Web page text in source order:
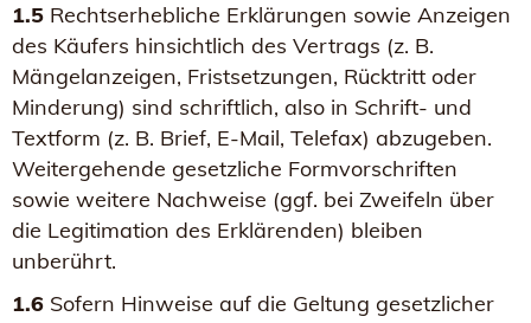
1.5 Rechtserhebliche Erklärungen sowie Anzeigen
des Käufers hinsichtlich des Vertrags (z. B.
Mängelanzeigen, Fristsetzungen, Rücktritt oder
Minderung) sind schriftlich, also in Schrift- und
Textform (z. B. Brief, E-Mail, Telefax) abzugeben.
Weitergehende gesetzliche Formvorschriften
sowie weitere Nachweise (ggf. bei Zweifeln über
die Legitimation des Erklärenden) bleiben
unberührt.
1.6 Sofern Hinweise auf die Geltung gesetzlicher